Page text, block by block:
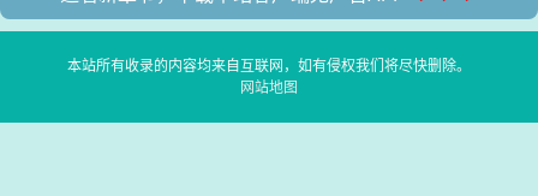
本站所有收录的内容均来自互联网，如有侵权我们将尽快删除。
网站地图